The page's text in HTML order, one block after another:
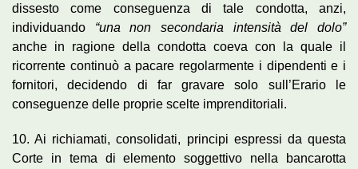
dissesto come conseguenza di tale condotta, anzi,
individuando “una non secondaria intensità del dolo”
anche in ragione della condotta coeva con la quale il
ricorrente continuò a pacare regolarmente i dipendenti e i
fornitori, decidendo di far gravare solo sull’Erario le
conseguenze delle proprie scelte imprenditoriali.
10. Ai richiamati, consolidati, principi espressi da questa
Corte in tema di elemento soggettivo nella bancarotta